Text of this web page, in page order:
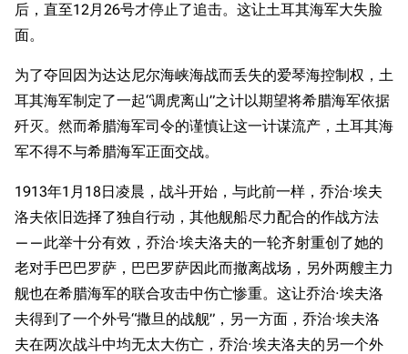
后，直至12月26号才停止了追击。这让土耳其海军大失脸
面。
为了夺回因为达达尼尔海峡海战而丢失的爱琴海控制权，土
耳其海军制定了一起“调虎离山”之计以期望将希腊海军依据
歼灭。然而希腊海军司令的谨慎让这一计谋流产，土耳其海
军不得不与希腊海军正面交战。
1913年1月18日凌晨，战斗开始，与此前一样，乔治·埃夫
洛夫依旧选择了独自行动，其他舰船尽力配合的作战方法
——此举十分有效，乔治·埃夫洛夫的一轮齐射重创了她的
老对手巴巴罗萨，巴巴罗萨因此而撤离战场，另外两艘主力
舰也在希腊海军的联合攻击中伤亡惨重。这让乔治·埃夫洛
夫得到了一个外号“撒旦的战舰”，另一方面，乔治·埃夫洛
夫在两次战斗中均无太大伤亡，乔治·埃夫洛夫的另一个外